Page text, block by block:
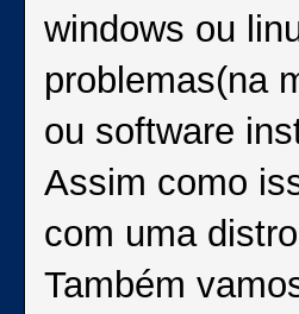
windows ou
problemas(na
ou software
Assim como
com uma
Também